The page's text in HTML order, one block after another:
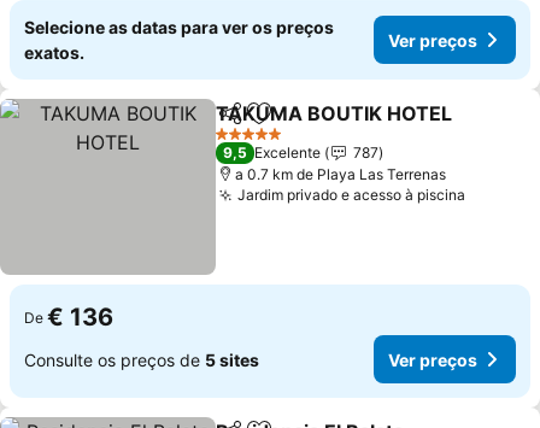
Selecione as datas para ver os preços
exatos.
Ver preços
PartilharAdicionar aos favoritos
TAKUMA BOUTIK HOTEL
5 Estrelas
9,5 Excelente
787
a 0.7 km de Playa Las Terrenas
Jardim privado e acesso à piscina
De € 136
Consulte os preços de 5 sites Ver preços